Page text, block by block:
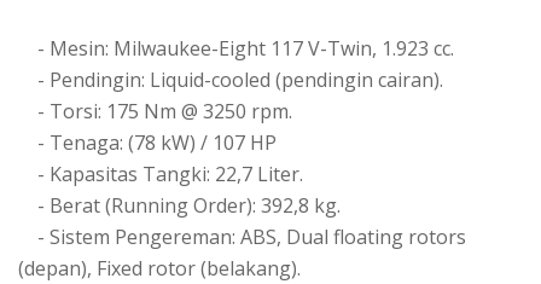
- Mesin: Milwaukee-Eight 117 V-Twin, 1.923 cc.
- Pendingin: Liquid-cooled (pendingin cairan).
- Torsi: 175 Nm @ 3250 rpm.
- Tenaga: (78 kW) / 107 HP
- Kapasitas Tangki: 22,7 Liter.
- Berat (Running Order): 392,8 kg.
- Sistem Pengereman: ABS, Dual floating rotors
(depan), Fixed rotor (belakang).